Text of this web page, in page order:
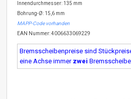
Innendurchmesser: 135 mm
Bohrung-Ø: 15,6 mm
MAPP-Code vorhanden
EAN Nummer: 4006633069229
Bremsscheibenpreise sind
eine Achse immer zwei